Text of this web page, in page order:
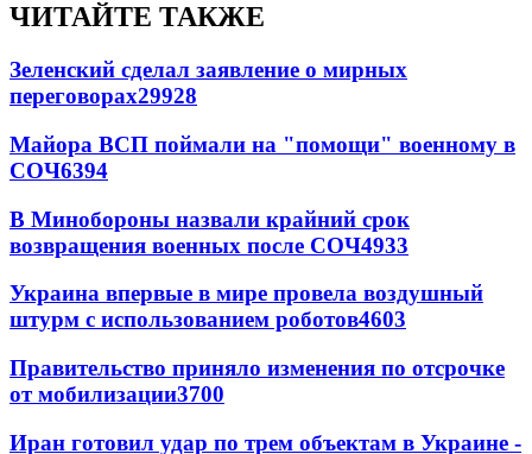
ЧИТАЙТЕ ТАКЖЕ
Зеленский сделал заявление о мирных
переговорах29928
Майора ВСП поймали на "помощи" военному в
СОЧ6394
В Минобороны назвали крайний срок
возвращения военных после СОЧ4933
Украина впервые в мире провела воздушный
штурм с использованием роботов4603
Правительство приняло изменения по отсрочке
от мобилизации3700
Иран готовил удар по трем объектам в Украине -